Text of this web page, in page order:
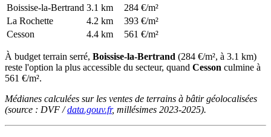
Boissise-la-Bertrand 3.1 km
284 €/m²
La Rochette
4.2 km
393 €/m²
Cesson
4.4 km 561 €/m²
À budget terrain serré, Boissise-la-Bertrand (284 €/m², à 3.1 km)
reste l'option la plus accessible du secteur, quand Cesson culmine à
561 €/m².
Médianes calculées sur les ventes de terrains à bâtir géolocalisées
(source : DVF /data.gouv.fr, millésimes 2023-2025).